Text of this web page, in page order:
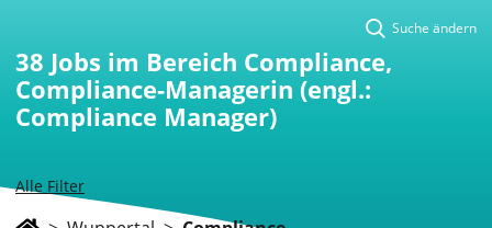
Alle Filter
Suche ändern
38 Jobs im Bereich Compliance,
Compliance-Managerin (engl.:
Compliance Manager)